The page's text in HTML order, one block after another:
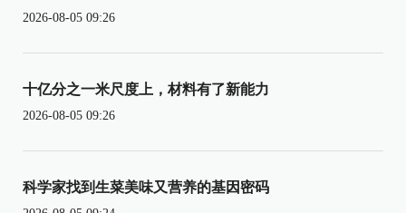
2026-08-05 09:26
十亿分之一米尺度上，材料有了新能力
2026-08-05 09:26
科学家找到生菜美味又营养的基因密码